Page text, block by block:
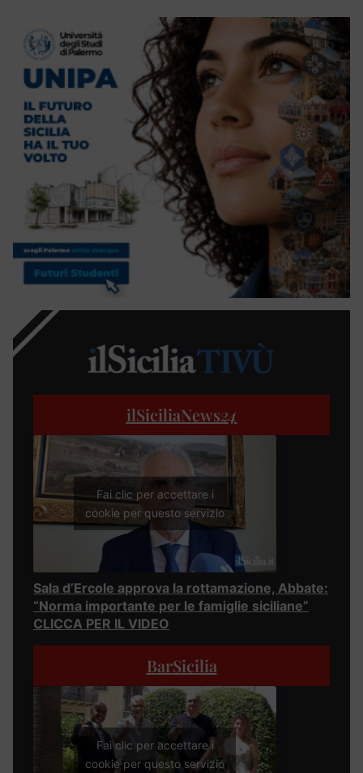
ilSiciliaNews24
Fai clic per accettare i
cookie per questo servizio
Sala d’Ercole approva la rottamazione, Abbate:
“Norma importante per le famiglie siciliane”
CLICCA PER IL VIDEO
BarSicilia
Fai clic per accettare i
cookie per questo servizio